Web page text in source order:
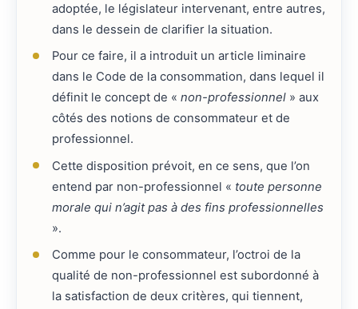
adoptée, le législateur intervenant, entre autres,
dans le dessein de clarifier la situation.
Pour ce faire, il a introduit un article liminaire
dans le Code de la consommation, dans lequel il
définit le concept de « non-professionnel» aux
côtés des notions de consommateur et de
professionnel.
Cette disposition prévoit, en ce sens, que l’on
entend par non-professionnel « toute personne
morale qui n’agit pas à des fins professionnelles
».
Comme pour le consommateur, l’octroi de la
qualité de non-professionnel est subordonné à
la satisfaction de deux critères, qui tiennent,